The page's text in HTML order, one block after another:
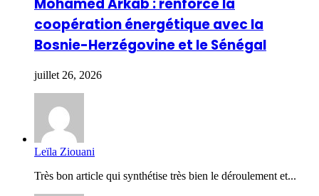
Mohamed Arkab : renforce la
coopération énergétique avec la
Bosnie-Herzégovine et le Sénégal
juillet 26, 2026
Leïla Ziouani
Très bon article qui synthétise très bien le déroulement et...